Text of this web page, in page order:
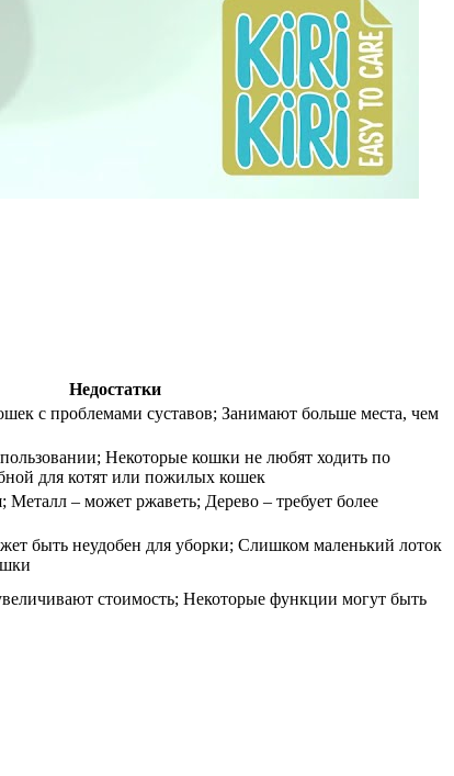
Недостатки
с проблемами суставов; Занимают больше места, чем
Некоторые кошки не любят ходить по
для котят или пожилых кошек
Металл – может ржаветь; Дерево – требует более
быть неудобен для уборки; Слишком маленький лоток
стоимость; Некоторые функции могут быть